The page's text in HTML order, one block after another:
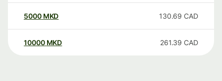
5000 MKD 130.69 CAD
10000 MKD 261.39 CAD